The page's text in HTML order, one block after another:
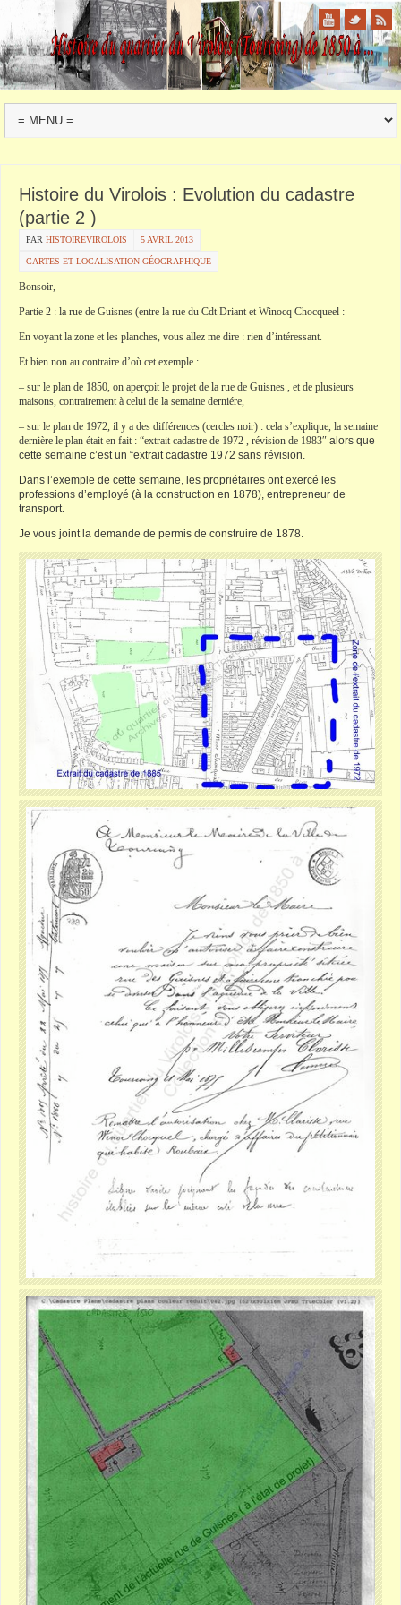
Histoire du Virolois : Evolution du cadastre
(partie 2 )
PAR HISTOIREVIROLOIS 5 AVRIL 2013
CARTES ET LOCALISATION GÉOGRAPHIQUE
Bonsoir,
Partie 2 : la rue de Guisnes (entre la rue du Cdt Driant et Winocq Chocqueel :
En voyant la zone et les planches, vous allez me dire : rien d’intéressant.
Et bien non au contraire d’où cet exemple :
– sur le plan de 1850, on aperçoit le projet de la rue de Guisnes , et de plusieurs
maisons, contrairement à celui de la semaine derniére,
– sur le plan de 1972, il y a des différences (cercles noir) : cela s’explique, la semaine
dernière le plan était en fait : “extrait cadastre de 1972 , révision de 1983″ alors que
cette semaine c’est un “extrait cadastre 1972 sans révision.
Dans l’exemple de cette semaine, les propriétaires ont exercé les
professions d’employé (à la construction en 1878), entrepreneur de
transport.
Je vous joint la demande de permis de construire de 1878.